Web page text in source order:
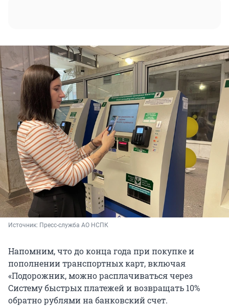
Источник: Пресс-служба АО НСПК
Напомним, что до конца года при покупке и
пополнении транспортных карт, включая
«Подорожник, можно расплачиваться через
Систему быстрых платежей и возвращать 10%
обратно рублями на банковский счет.